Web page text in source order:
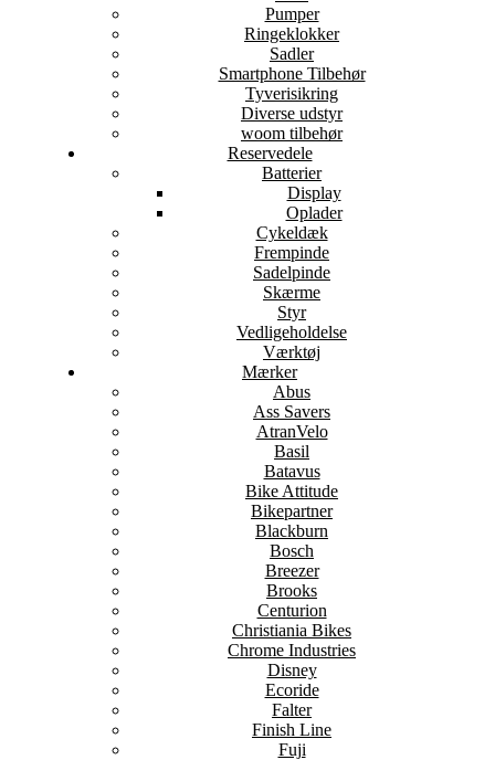
Pumper
Ringeklokker
Sadler
Smartphone Tilbehør
Tyverisikring
Diverse udstyr
woom tilbehør
Reservedele
Batterier
Display
Oplader
Cykeldæk
Frempinde
Sadelpinde
Skærme
Styr
Vedligeholdelse
Værktøj
Mærker
Abus
Ass Savers
AtranVelo
Basil
Batavus
Bike Attitude
Bikepartner
Blackburn
Bosch
Breezer
Brooks
Centurion
Christiania Bikes
Chrome Industries
Disney
Ecoride
Falter
Finish Line
Fuji